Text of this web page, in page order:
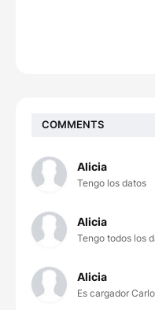
COMMENTS
Alicia
Tengo los datos
Alicia
Tengo todos los
Alicia
Es cargador